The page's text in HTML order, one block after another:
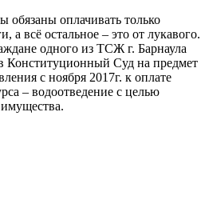
обязаны оплачивать только
а всё остальное – это от лукавого.
одного из ТСЖ г. Барнаула
Конституционный Суд на предмет
с ноября 2017г. к оплате
– водоотведение с целью